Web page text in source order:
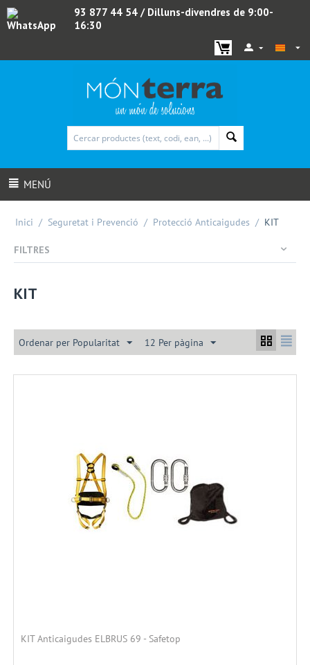
WhatsApp
93 877 44 54 / Dilluns-divendres de 9:00-
16:30
MENÚ
Inici / Seguretat i Prevenció / Protecció Anticaigudes / KIT
FILTRES
KIT
Ordenar per Popularitat 12 Per pàgina
KIT Anticaigudes ELBRUS 69 - Safetop